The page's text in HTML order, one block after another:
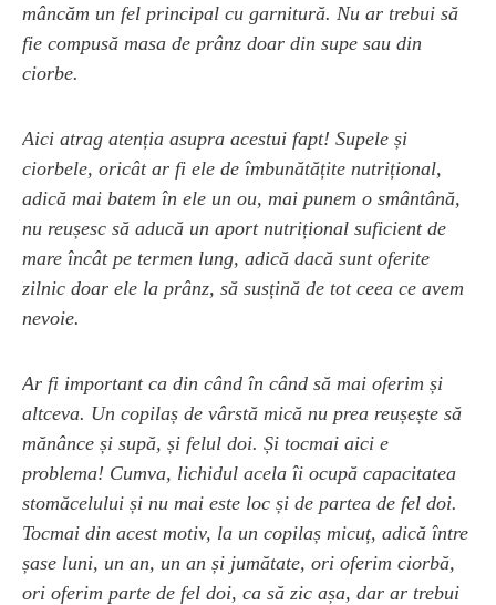
mâncăm un fel principal cu garnitură. Nu ar trebui să
fie compusă masa de prânz doar din supe sau din
ciorbe.
Aici atrag atenția asupra acestui fapt! Supele și
ciorbele, oricât ar fi ele de îmbunătățite nutrițional,
adică mai batem în ele un ou, mai punem o smântână,
nu reușesc să aducă un aport nutrițional suficient de
mare încât pe termen lung, adică dacă sunt oferite
zilnic doar ele la prânz, să susțină de tot ceea ce avem
nevoie.
Ar fi important ca din când în când să mai oferim și
altceva. Un copilaș de vârstă mică nu prea reușește să
mănânce și supă, și felul doi. Și tocmai aici e
problema! Cumva, lichidul acela îi ocupă capacitatea
stomăcelului și nu mai este loc și de partea de fel doi.
Tocmai din acest motiv, la un copilaș micuț, adică între
șase luni, un an, un an și jumătate, ori oferim ciorbă,
ori oferim parte de fel doi, ca să zic așa, dar ar trebui